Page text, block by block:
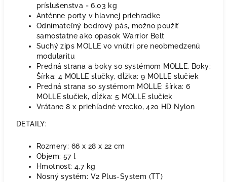
príslušenstva = 6,03 kg
Anténne porty v hlavnej priehradke
Odnímateľný bedrový pás, možno použiť
samostatne ako opasok Warrior Belt
Suchý zips MOLLE vo vnútri pre neobmedzenú
modularitu
Predná strana a boky so systémom MOLLE. Boky:
Šírka: 4 MOLLE slučky, dĺžka: 9 MOLLE slučiek
Predná strana so systémom MOLLE: šírka: 6
MOLLE slučiek, dĺžka: 5 MOLLE slučiek
Vrátane 8 x priehľadné vrecko, 420 HD Nylon
DETAILY:
Rozmery: 66 x 28 x 22 cm
Objem: 57 l
Hmotnosť: 4,7 kg
Nosný systém: V2 Plus-System (TT)